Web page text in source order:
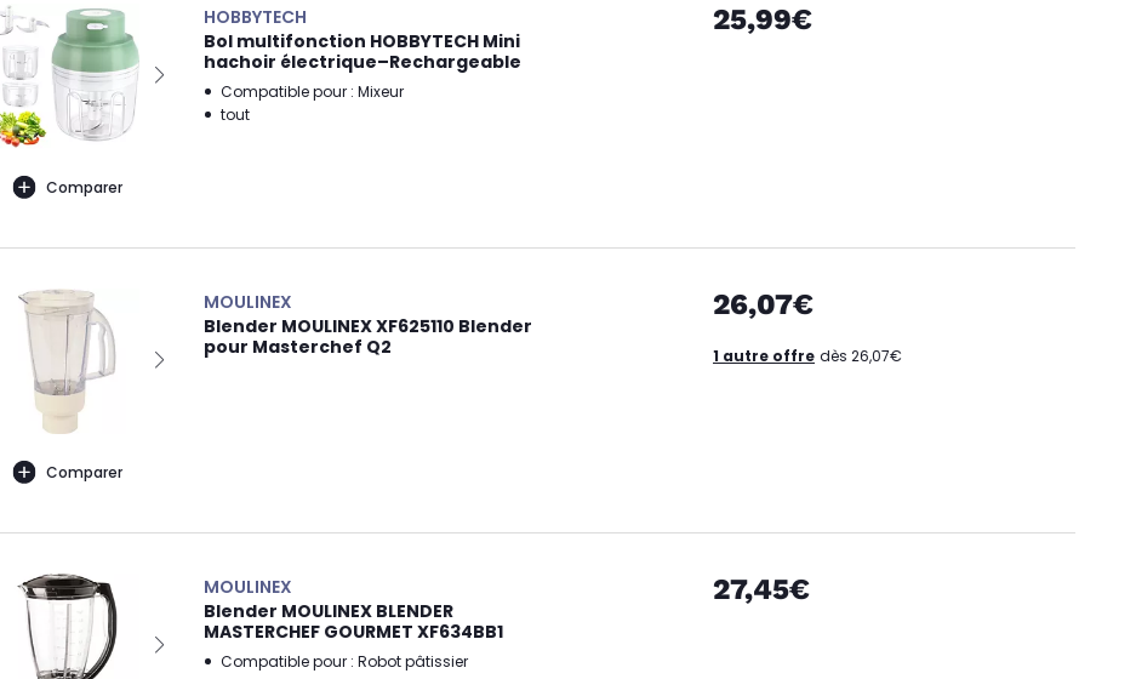
Comparer
HOBBYTECH
Bol multifonction HOBBYTECH Mini
hachoir électrique–Rechargeable
Compatible pour : Mixeur
tout
25,99€
Comparer
MOULINEX
Blender MOULINEX XF625110 Blender
pour Masterchef Q2
26,07€
1 autre offre dès 26,07€
MOULINEX
Blender MOULINEX BLENDER
MASTERCHEF GOURMET XF634BB1
Compatible pour : Robot pâtissier
27,45€